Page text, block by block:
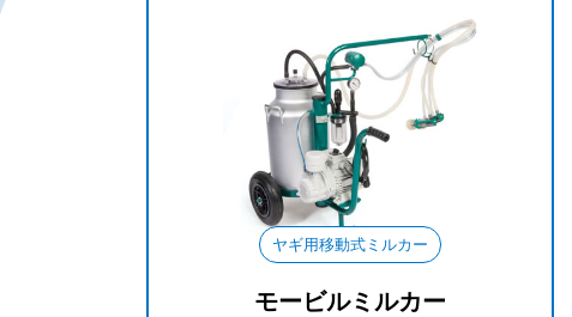
ヤギ用移動式ミルカー
モービルミルカー